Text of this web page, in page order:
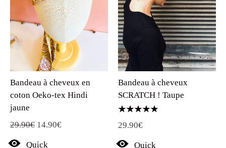
Bandeau à cheveux en
coton Oeko-tex Hindi
jaune
29.90€ Le
14.90€Le
Quick
Bandeau à cheveux
SCRATCH ! Taupe
5.00
29.90€
Quick